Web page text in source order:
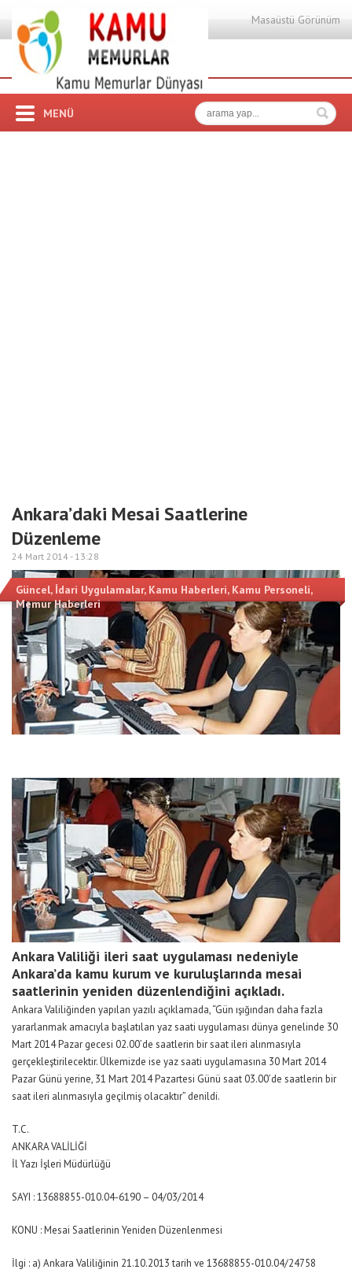
Masaüstü Görünüm
MENÜ
Ankara’daki Mesai Saatlerine
Düzenleme
24 Mart 2014 - 13:28
Güncel, İdari Uygulamalar, Kamu Haberleri, Kamu Personeli,
Memur Haberleri
Ankara Valiliği ileri saat uygulaması nedeniyle
Ankara’da kamu kurum ve kuruluşlarında mesai
saatlerinin yeniden düzenlendiğini açıkladı.
Ankara Valiliğinden yapılan yazılı açıklamada, “Gün ışığından daha fazla
yararlanmak amacıyla başlatılan yaz saati uygulaması dünya genelinde 30
Mart 2014 Pazar gecesi 02.00’de saatlerin bir saat ileri alınmasıyla
gerçekleştirilecektir. Ülkemizde ise yaz saati uygulamasına 30 Mart 2014
Pazar Günü yerine, 31 Mart 2014 Pazartesi Günü saat 03.00’de saatlerin bir
saat ileri alınmasıyla geçilmiş olacaktır” denildi.
T.C.
ANKARA VALİLİĞİ
İl Yazı İşleri Müdürlüğü
SAYI : 13688855-010.04-6190 – 04/03/2014
KONU : Mesai Saatlerinin Yeniden Düzenlenmesi
İlgi : a) Ankara Valiliğinin 21.10.2013 tarih ve 13688855-010.04/24758